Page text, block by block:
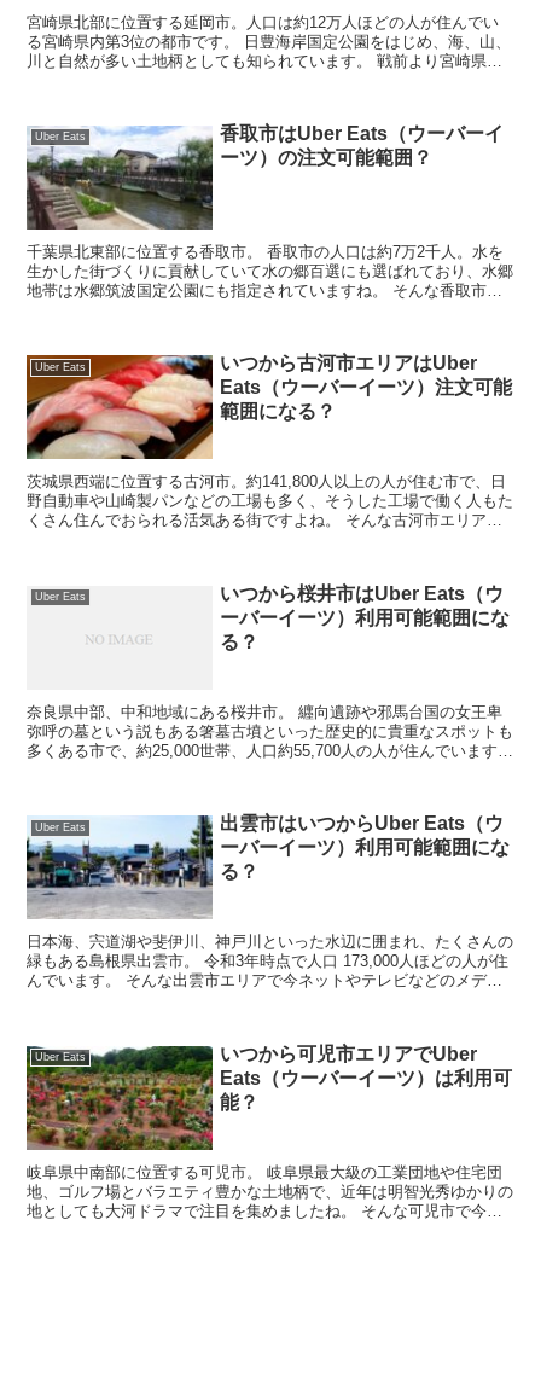
宮崎県北部に位置する延岡市。人口は約12万人ほどの人が住んでい
る宮崎県内第3位の都市です。 日豊海岸国定公園をはじめ、海、山、
川と自然が多い土地柄としても知られています。 戦前より宮崎県内
Uber Eats
香取市はUber Eats（ウーバーイ
ーツ）の注文可能範囲？
千葉県北東部に位置する香取市。 香取市の人口は約7万2千人。水を
生かした街づくりに貢献していて水の郷百選にも選ばれており、水郷
地帯は水郷筑波国定公園にも指定されていますね。 そんな香取市で
Uber Eats
いつから古河市エリアはUber
Eats（ウーバーイーツ）注文可能
範囲になる？
茨城県西端に位置する古河市。約141,800人以上の人が住む市で、日
野自動車や山崎製パンなどの工場も多く、そうした工場で働く人もた
くさん住んでおられる活気ある街ですよね。 そんな古河市エリアで
Uber Eats
いつから桜井市はUber Eats（ウ
ーバーイーツ）利用可能範囲にな
る？
奈良県中部、中和地域にある桜井市。 纒向遺跡や邪馬台国の女王卑
弥呼の墓という説もある箸墓古墳といった歴史的に貴重なスポットも
多くある市で、約25,000世帯、人口約55,700人の人が住んでいます。
Uber Eats
出雲市はいつからUber Eats（ウ
ーバーイーツ）利用可能範囲にな
る？
日本海、宍道湖や斐伊川、神戸川といった水辺に囲まれ、たくさんの
緑もある島根県出雲市。 令和3年時点で人口 173,000人ほどの人が住
んでいます。 そんな出雲市エリアで今ネットやテレビなどのメディ
Uber Eats
いつから可児市エリアでUber
Eats（ウーバーイーツ）は利用可
能？
岐阜県中南部に位置する可児市。 岐阜県最大級の工業団地や住宅団
地、ゴルフ場とバラエティ豊かな土地柄で、近年は明智光秀ゆかりの
地としても大河ドラマで注目を集めましたね。 そんな可児市で今噂